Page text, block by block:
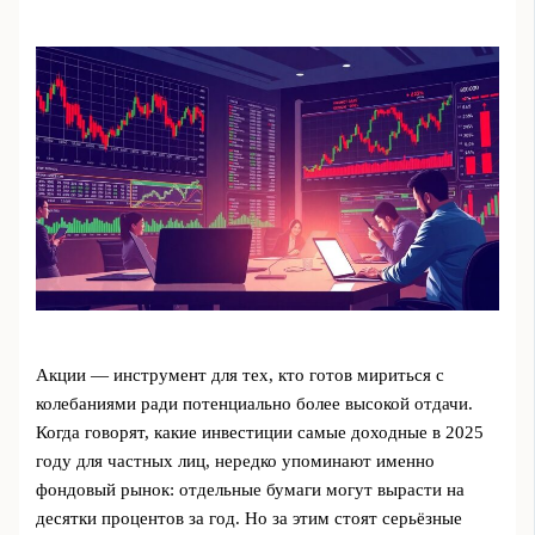
Акции — инструмент для тех, кто готов мириться с
колебаниями ради потенциально более высокой отдачи.
Когда говорят, какие инвестиции самые доходные в 2025
году для частных лиц, нередко упоминают именно
фондовый рынок: отдельные бумаги могут вырасти на
десятки процентов за год. Но за этим стоят серьёзные